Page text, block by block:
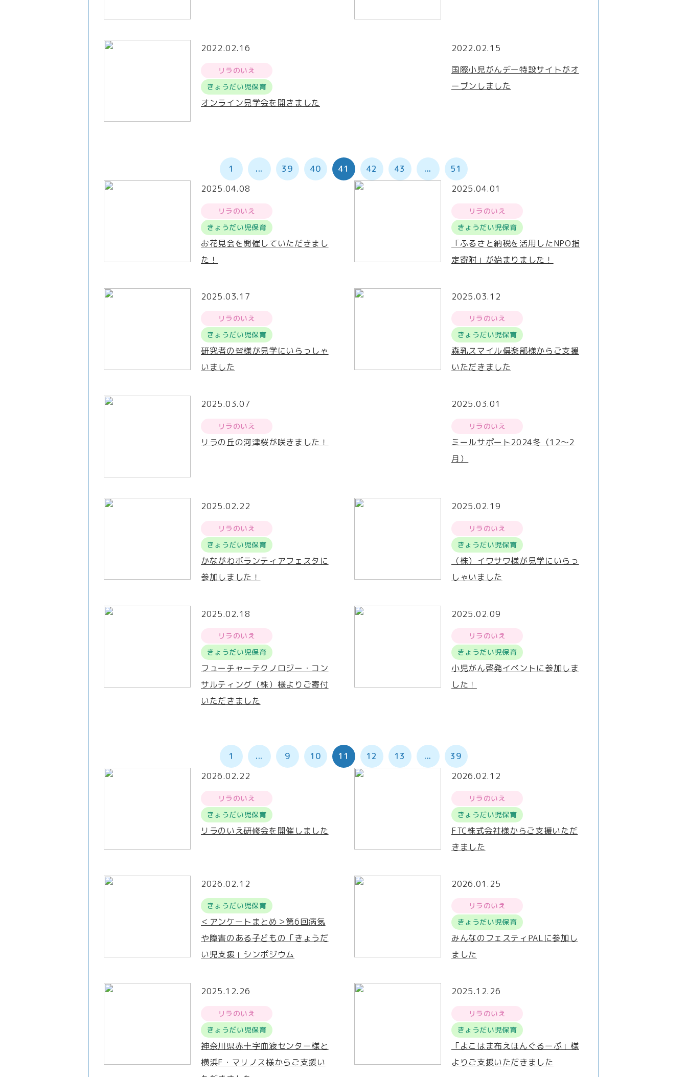
2022.02.16
リラのいえ
きょうだい児保育
オンライン見学会を開きました
2022.02.15
国際小児がんデー特設サイトがオ
ープンしました
1 ... 39 40 41 42 43 ...
51
2025.04.08
リラのいえ
きょうだい児保育
お花見会を開催していただきまし
た！
2025.04.01
リラのいえ
きょうだい児保育
「ふるさと納税を活用したNPO指
定寄附」が始まりました！
2025.03.17
リラのいえ
きょうだい児保育
研究者の皆様が見学にいらっしゃ
いました
2025.03.12
リラのいえ
きょうだい児保育
森乳スマイル倶楽部様からご支援
いただきました
2025.03.07
リラのいえ
リラの丘の河津桜が咲きました！
2025.03.01
リラのいえ
ミールサポート2024冬（12～2
月）
2025.02.22
リラのいえ
きょうだい児保育
かながわボランティアフェスタに
参加しました！
2025.02.19
リラのいえ
きょうだい児保育
（株）イワサワ様が見学にいらっ
しゃいました
2025.02.18
リラのいえ
きょうだい児保育
フューチャーテクノロジー・コン
サルティング（株）様よりご寄付
いただきました
2025.02.09
リラのいえ
きょうだい児保育
小児がん啓発イベントに参加しま
した！
1 ... 9 10 11 12 13 ...
39
2026.02.22
リラのいえ
きょうだい児保育
リラのいえ研修会を開催しました
2026.02.12
リラのいえ
きょうだい児保育
FTC株式会社様からご支援いただ
きました
2026.02.12
きょうだい児保育
＜アンケートまとめ＞第6回病気
や障害のある子どもの「きょうだ
い児支援」シンポジウム
2026.01.25
リラのいえ
きょうだい児保育
みんなのフェスティPALに参加し
ました
2025.12.26
リラのいえ
きょうだい児保育
神奈川県赤十字血液センター様と
横浜F・マリノス様からご支援い
2025.12.26
リラのいえ
きょうだい児保育
「よこはま布えほんぐるーぷ」様
よりご支援いただきました